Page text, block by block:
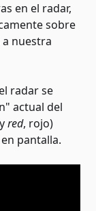
en el radar,
sobre
nuestra
radar se
actual del
red, rojo)
pantalla.